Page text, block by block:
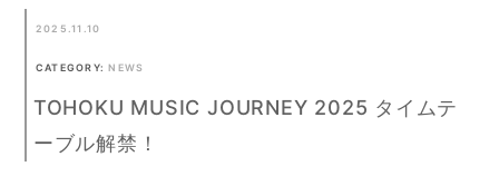
2025.11.10
CATEGORY: NEWS
TOHOKU MUSIC JOURNEY 2025 タイムテ
ーブル解禁！